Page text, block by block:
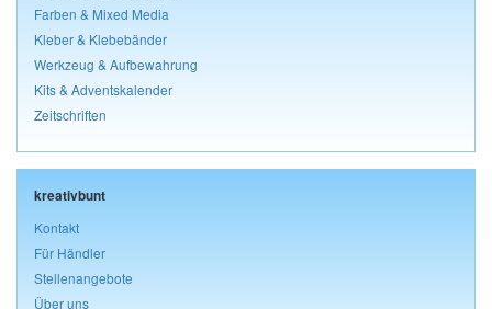
Farben & Mixed Media
Kleber & Klebebänder
Werkzeug & Aufbewahrung
Kits & Adventskalender
Zeitschriften
kreativbunt
Kontakt
Für Händler
Stellenangebote
Über uns